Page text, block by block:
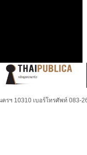
ฯ 10310 เบอร์โทรศัพท์ 083-